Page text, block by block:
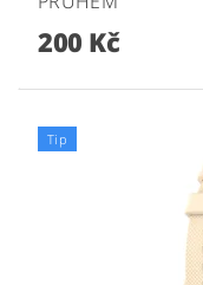
200 Kč
Tip